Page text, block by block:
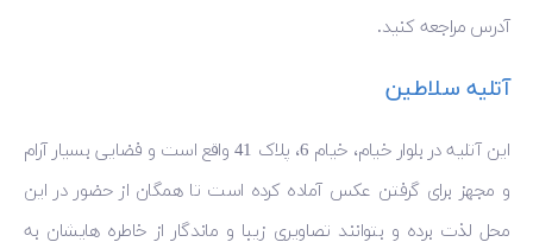
آدرس مراجعه کنید.
آتلیه سلاطین
این آتلیه در بلوار خیام، خیام 6، پلاک 41 واقع است و فضایی بسیار آرام
و مجهز برای گرفتن عکس آماده کرده است تا همگان از حضور در این
محل لذت برده و بتوانند تصاویری زیبا و ماندگار از خاطره هایشان به